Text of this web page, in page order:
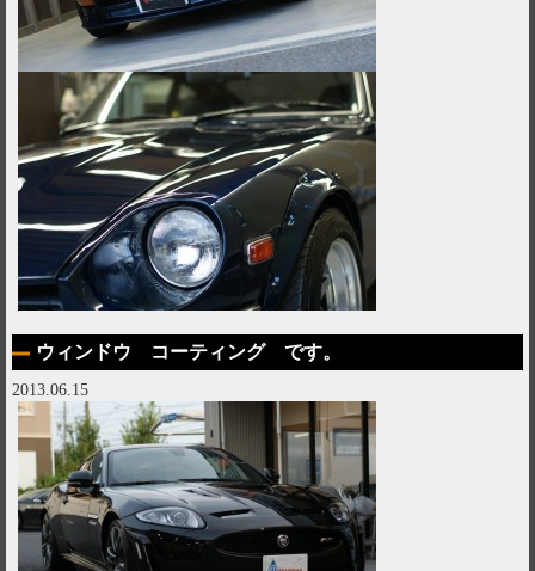
ウィンドウ コーティング です。
2013.06.15